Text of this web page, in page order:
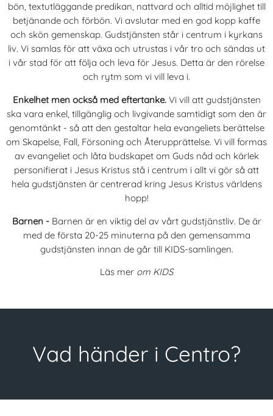
bön, textutläggande predikan, nattvard och alltid möjlighet till
betjänande och förbön. Vi avslutar med en god kopp kaffe
och skön gemenskap. Gudstjänsten står i centrum i kyrkans
liv. Vi samlas för att växa och utrustas i vår tro och sändas ut
i vår stad för att följa och leva för Jesus. Detta är den rörelse
och rytm som vi vill leva i.
Enkelhet men också med eftertanke.Vi vill att gudstjänsten
ska vara enkel, tillgänglig och livgivande samtidigt som den är
genomtänkt - så att den gestaltar hela evangeliets berättelse
om Skapelse, Fall, Försoning och Återupprättelse. Vi vill formas
av evangeliet och låta budskapet om Guds nåd och kärlek
personifierat i Jesus Kristus stå i centrum i allt vi gör så att
hela gudstjänsten är centrerad kring Jesus Kristus världens
hopp!
Barnen - Barnen är en viktig del av vårt gudstjänstliv. De är
med de första 20-25 minuterna på den gemensamma
gudstjänsten innan de går till KIDS-samlingen.
Läs mer om KIDS
Vad händer i Centro?